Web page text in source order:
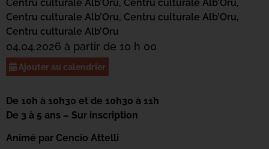
Centru culturale Alb’Oru, Centru culturale Alb’Oru,
Centru culturale Alb’Oru, Centru culturale Alb’Oru,
Centru culturale Alb’Oru
04.04.2026 à partir de 10 h 00
Ajouter au calendrier
De 10h à 10h30 et de 10h30 à 11h
De 3 à 5 ans – Sur inscription
Animé par Cencio Attelli